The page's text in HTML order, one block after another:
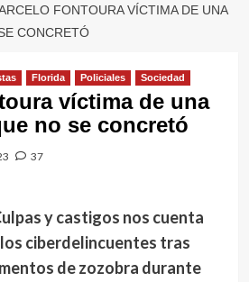
FONTOURA VÍCTIMA DE UNA
CONCRETÓ
Florida Policiales Sociedad
víctima de una
no se concretó
37
y castigos nos cuenta
ciberdelincuentes tras
de zozobra durante